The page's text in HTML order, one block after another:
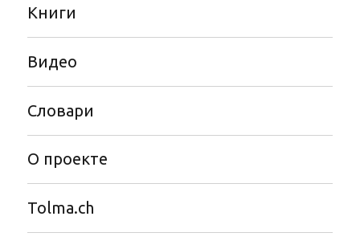
Книги
Видео
Словари
О проекте
Tolma.ch